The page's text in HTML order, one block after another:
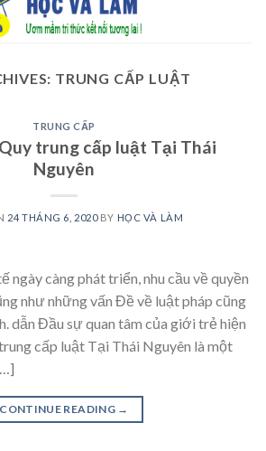
TRUNG CẤP LUẬT
TRUNG CẤP
trung cấp luật Tại Thái
Nguyên
24 THÁNG 6, 2020BY HỌC VÀ LÀM
ngày càng phát triển, nhu cầu về quyền
như những vấn Đề về luật pháp cũng
dẫn Đầu sự quan tâm của giới trẻ hiện
cấp luật Tại Thái Nguyên là một
CONTINUE READING →